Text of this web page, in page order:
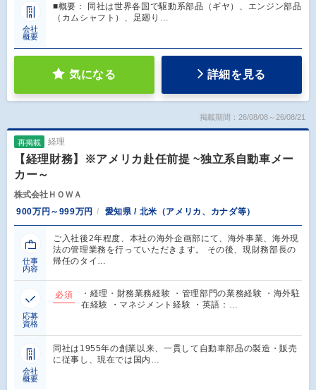
会社
概要
■概要： 同社は世界各国で駆動系部品（ギヤ）、エンジン部品
（カムシャフト）、足廻り…
気になる 詳細を見る
掲載期間：26/08/08～26/08/21
再掲載 経理
【経理財務】※アメリカ赴任前提 ~独立系自動車メー
カー～
株式会社ＨＯＷＡ
900万円～999万円
愛知県 / 北米（アメリカ、カナダ等）
仕事
内容
ご入社後2年程度、本社の海外企画部にて、海外事業、海外現
法の管理業務を行っていただきます。 その後、現財務部⾧の
帰任のタイ…
応募
資格
必須
・経理・財務業務経験 ・管理部門の業務経験 ・海外駐
在経験 ・マネジメント経験 ・英語：…
会社
概要
同社は1955年の創業以来、一貫して自動車部品の製造・販売
に従事し、現在では国内…